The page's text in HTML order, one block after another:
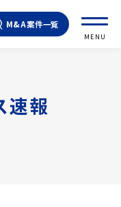
M&A案件一覧
MENU
速報